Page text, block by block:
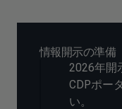
情報開示の準備
2026年開
CDPポー
い。